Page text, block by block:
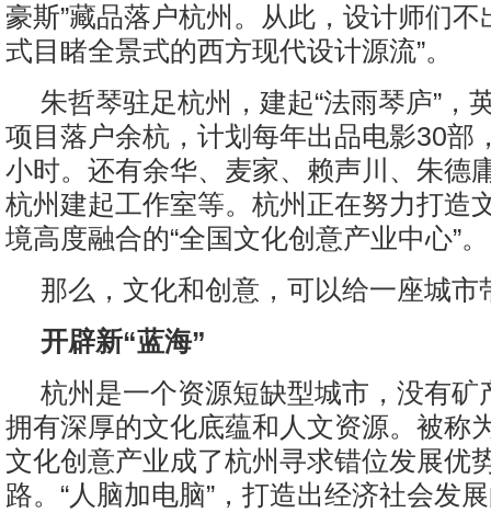
豪斯”藏品落户杭州。从此，设计师们不
式目睹全景式的西方现代设计源流”。
朱哲琴驻足杭州，建起“法雨琴庐”，
项目落户余杭，计划每年出品电影30部
小时。还有余华、麦家、赖声川、朱
杭州建起工作室等。杭州正在努力打造
境高度融合的“全国文化创意产业中心”。
那么，文化和创意，可以给一座城市
开辟新“蓝海”
杭州是一个资源短缺型城市，没有矿
拥有深厚的文化底蕴和人文资源。被称
文化创意产业成了杭州寻求错位发展优
路。“人脑加电脑”，打造出经济社会发